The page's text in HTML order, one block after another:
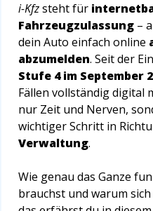
i-Kfzsteht für
Fahrzeugzulassung –
dein Auto einfach online
abzumelden. Seit der
Stufe 4 im September
Fällen vollständig digital
nur Zeit und Nerven,
wichtiger Schritt in
Verwaltung.
Wie genau das Ganze
brauchst und warum